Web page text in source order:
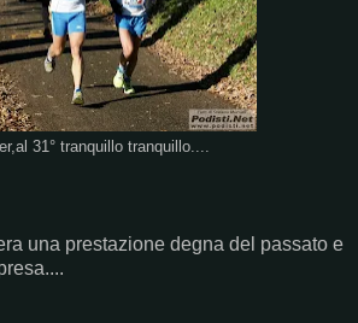
31° tranquillo tranquillo....
una prestazione degna del passato e